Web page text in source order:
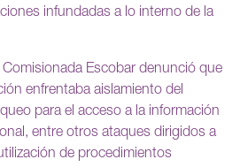
infundadas a lo interno de la
Comisionada Escobar denunció que
enfrentaba aislamiento del
para el acceso a la información
entre otros ataques dirigidos a
de procedimientos